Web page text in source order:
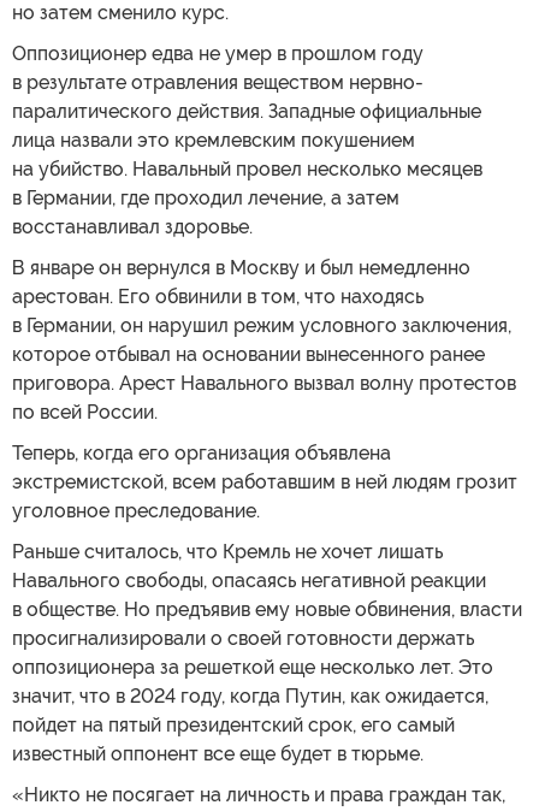
но затем сменило курс.
Оппозиционер едва не умер в прошлом году
в результате отравления веществом нервно-
паралитического действия. Западные официальные
лица назвали это кремлевским покушением
на убийство. Навальный провел несколько месяцев
в Германии, где проходил лечение, а затем
восстанавливал здоровье.
В январе он вернулся в Москву и был немедленно
арестован. Его обвинили в том, что находясь
в Германии, он нарушил режим условного заключения,
которое отбывал на основании вынесенного ранее
приговора. Арест Навального вызвал волну протестов
по всей России.
Теперь, когда его организация объявлена
экстремистской, всем работавшим в ней людям грозит
уголовное преследование.
Раньше считалось, что Кремль не хочет лишать
Навального свободы, опасаясь негативной реакции
в обществе. Но предъявив ему новые обвинения, власти
просигнализировали о своей готовности держать
оппозиционера за решеткой еще несколько лет. Это
значит, что в 2024 году, когда Путин, как ожидается,
пойдет на пятый президентский срок, его самый
известный оппонент все еще будет в тюрьме.
«Никто не посягает на личность и права граждан так,